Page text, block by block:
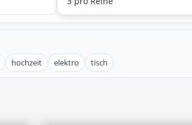
hochzeit elektro tisch